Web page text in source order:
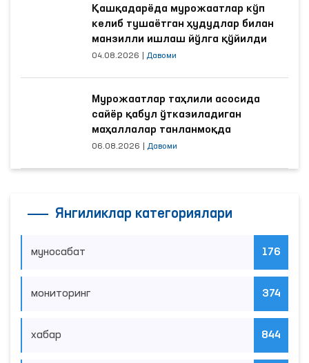
Қашқадарёда мурожаатлар кўп
келиб тушаётган ҳудудлар билан
манзилли ишлаш йўлга қўйилди
04.08.2026 Давоми
Мурожаатлар таҳлили асосида
сайёр қабул ўтказиладиган
маҳаллалар танланмоқда
06.08.2026 Давоми
Янгиликлар категориялари
муносабат 176
мониторинг 374
хабар 844